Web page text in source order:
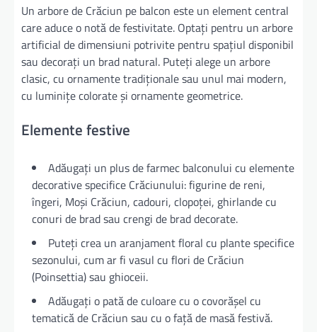
Un arbore de Crăciun pe balcon este un element central
care aduce o notă de festivitate. Optați pentru un arbore
artificial de dimensiuni potrivite pentru spațiul disponibil
sau decorați un brad natural. Puteți alege un arbore
clasic, cu ornamente tradiționale sau unul mai modern,
cu luminițe colorate și ornamente geometrice.
Elemente festive
Adăugați un plus de farmec balconului cu elemente
decorative specifice Crăciunului: figurine de reni,
îngeri, Moși Crăciun, cadouri, clopoței, ghirlande cu
conuri de brad sau crengi de brad decorate.
Puteți crea un aranjament floral cu plante specifice
sezonului, cum ar fi vasul cu flori de Crăciun
(Poinsettia) sau ghioceii.
Adăugați o pată de culoare cu o covorășel cu
tematică de Crăciun sau cu o față de masă festivă.